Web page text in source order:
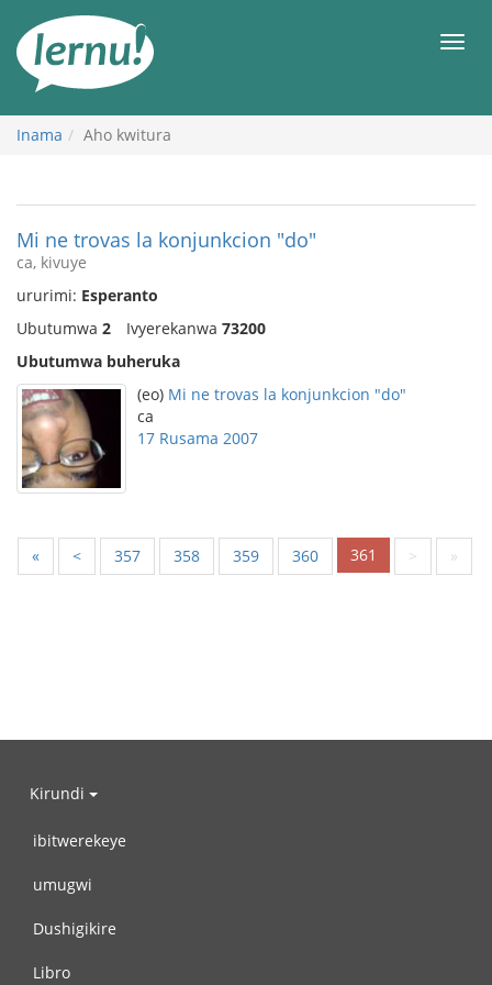
rupapuro
rw'ibirimwo
Inama Aho kwitura
Mi ne trovas la konjunkcion "do"
ca, kivuye
ururimi: Esperanto
Ubutumwa 2 Ivyerekanwa 73200
Ubutumwa buheruka
(eo) Mi ne trovas la konjunkcion "do"
ca
17 Rusama 2007
« < 357 358 359 360 361 > »
Kirundi
ibitwerekeye
umugwi
Dushigikire
Libro